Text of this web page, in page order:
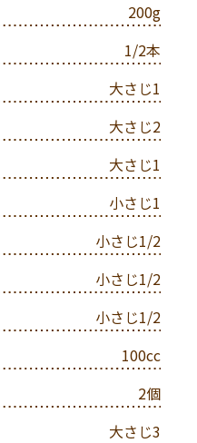
200g
1/2本
大さじ1
大さじ2
大さじ1
小さじ1
小さじ1/2
小さじ1/2
小さじ1/2
100cc
2個
大さじ3